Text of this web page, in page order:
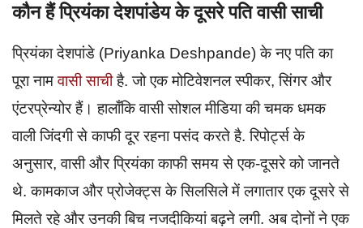
कौन हैं प्रियंका देशपांडेय के दूसरे पति वासी साची
प्रियंका देशपांडे (Priyanka Deshpande) के नए पति का
पूरा नामवासी साचीहै. जो एक मोटिवेशनल स्पीकर, सिंगर और
एंटरप्रेन्योर हैं। हालाँकि वासी सोशल मीडिया की चमक धमक
वाली जिंदगी से काफी दूर रहना पसंद करते है. रिपोर्ट्स के
अनुसार, वासी और प्रियंका काफी समय से एक-दूसरे को जानते
थे. कामकाज और प्रोजेक्ट्स के सिलसिले में लगातार एक दूसरे से
मिलते रहे और उनकी बिच नजदीकियां बढ़ने लगी. अब दोनों ने एक